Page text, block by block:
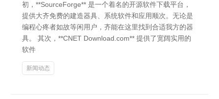
初，**SourceForge** 是一个着名的开源软件下载平台，
提供大齐免费的建造器具、系统软件和应用顺次。无论是
编程心疼者如故等闲用户，齐能在这里找到合适我方的器
具。 其次，**CNET Download.com** 提供了宽阔实用的
软件
新闻动态